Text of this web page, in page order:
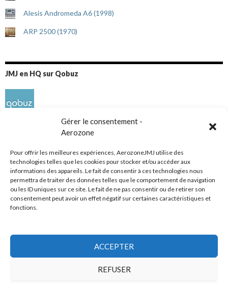
Gérer le consentement -
Aerozone
Pour offrir les meilleures expériences, AerozoneJMJ utilise des
technologies telles que les cookies pour stocker et/ou accéder aux
informations des appareils. Le fait de consentir à ces technologies nous
permettra de traiter des données telles que le comportement de navigation
ou les ID uniques sur ce site. Le fait de ne pas consentir ou de retirer son
consentement peut avoir un effet négatif sur certaines caractéristiques et
fonctions.
ACCEPTER
REFUSER
Alesis Andromeda A6 (1998)
ARP 2500 (1970)
JMJ en HQ sur Qobuz
Réseaux sociaux
© Mars 2006-Août 2026